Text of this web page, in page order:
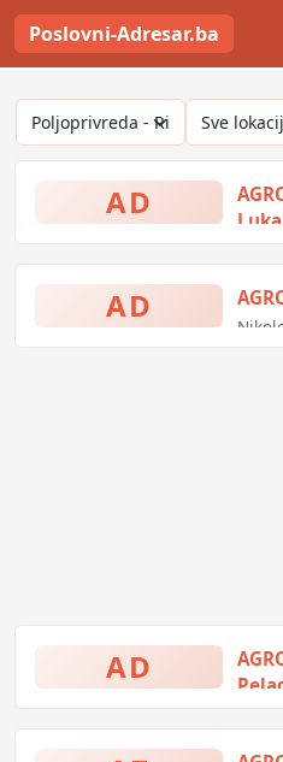
Poslovni-Adresar.ba
AD
Luka
AD
AD